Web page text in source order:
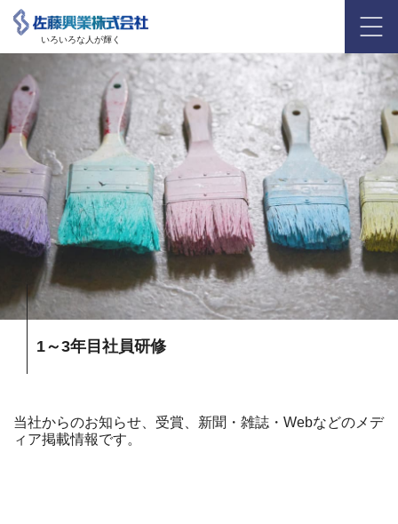
いろいろな人が輝く
1～3年目社員研修
当社からのお知らせ、受賞、新聞・雑誌・Webなどのメデ
ィア掲載情報です。